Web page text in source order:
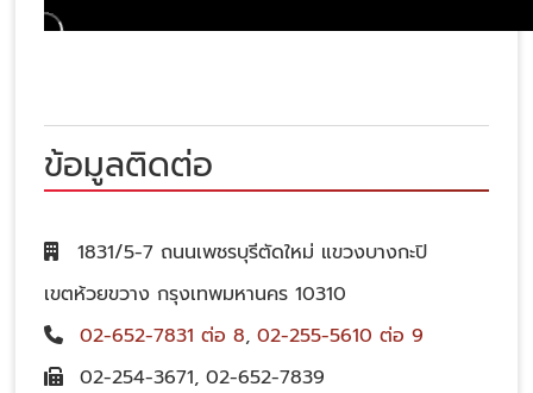
ข้อมูลติดต่อ
1831/5-7 ถนนเพชรบุรีตัดใหม่ แขวงบางกะปิ
เขตห้วยขวาง กรุงเทพมหานคร 10310
02-652-7831 ต่อ 8, 02-255-5610 ต่อ 9
02-254-3671, 02-652-7839